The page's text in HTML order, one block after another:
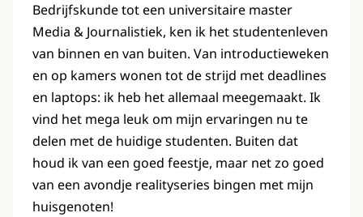
Bedrijfskunde tot een universitaire master
Media & Journalistiek, ken ik het studentenleven
van binnen en van buiten. Van introductieweken
en op kamers wonen tot de strijd met deadlines
en laptops: ik heb het allemaal meegemaakt. Ik
vind het mega leuk om mijn ervaringen nu te
delen met de huidige studenten. Buiten dat
houd ik van een goed feestje, maar net zo goed
van een avondje realityseries bingen met mijn
huisgenoten!